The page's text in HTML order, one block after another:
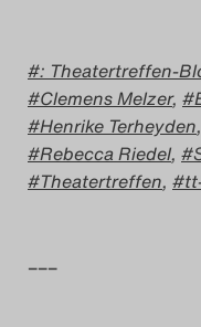
: Theatertreffen-
Clemens Melzer,
Henrike Terheyden,
Rebecca Riedel,
Theatertreffen,
–––